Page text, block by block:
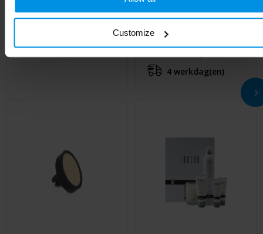
Customize
Luchtverfrisser voor in
Al vanaf € 1,64
FRESH AIR - Auto
luchtverfrisser
Al vanaf € 1,80
4 werkdag(en)